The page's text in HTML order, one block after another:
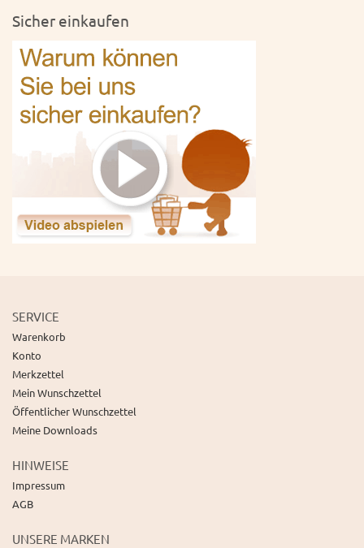
Sicher einkaufen
SERVICE
Warenkorb
Konto
Merkzettel
Mein Wunschzettel
Öffentlicher Wunschzettel
Meine Downloads
HINWEISE
Impressum
AGB
UNSERE MARKEN